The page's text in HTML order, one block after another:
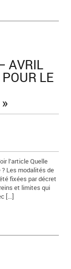
AVRIL
LE
l’article Quelle
Les modalités de
fixées par décret
et limites qui
[…]